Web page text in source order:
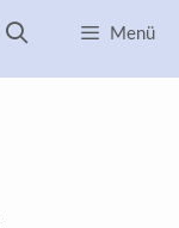
Menü